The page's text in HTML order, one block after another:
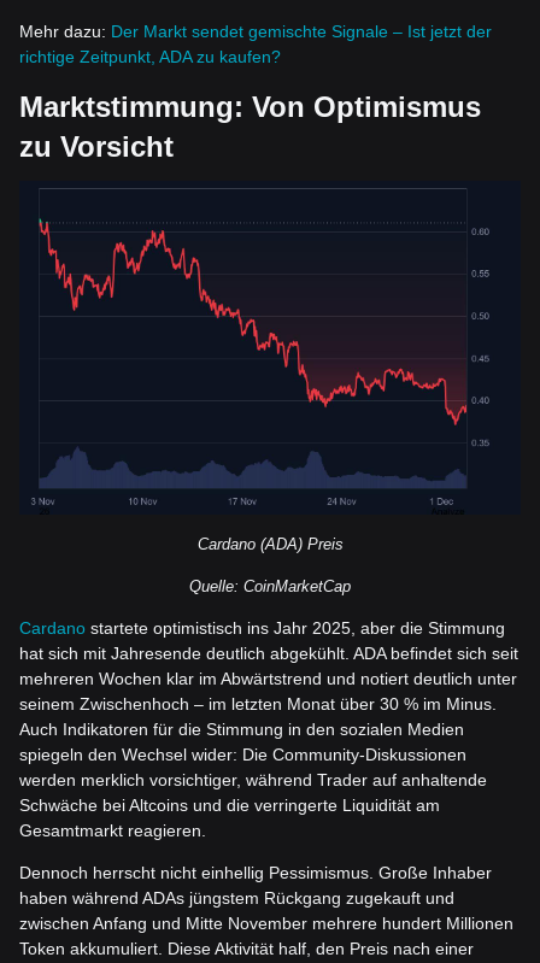
Mehr dazu: Der Markt sendet gemischte Signale – Ist jetzt der
richtige Zeitpunkt, ADA zu kaufen?
Marktstimmung: Von Optimismus
zu Vorsicht
Cardano (ADA) Preis
Quelle: CoinMarketCap
Cardano startete optimistisch ins Jahr 2025, aber die Stimmung
hat sich mit Jahresende deutlich abgekühlt. ADA befindet sich seit
mehreren Wochen klar im Abwärtstrend und notiert deutlich unter
seinem Zwischenhoch – im letzten Monat über 30 % im Minus.
Auch Indikatoren für die Stimmung in den sozialen Medien
spiegeln den Wechsel wider: Die Community-Diskussionen
werden merklich vorsichtiger, während Trader auf anhaltende
Schwäche bei Altcoins und die verringerte Liquidität am
Gesamtmarkt reagieren.
Dennoch herrscht nicht einhellig Pessimismus. Große Inhaber
haben während ADAs jüngstem Rückgang zugekauft und
zwischen Anfang und Mitte November mehrere hundert Millionen
Token akkumuliert. Diese Aktivität half, den Preis nach einer